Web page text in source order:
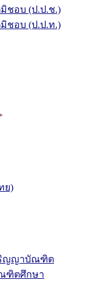
ชอบ (ป.ป.ช.)
ชอบ (ป.ป.ท.)
ย)
ริญญาบัณฑิต
ฑิตศึกษา